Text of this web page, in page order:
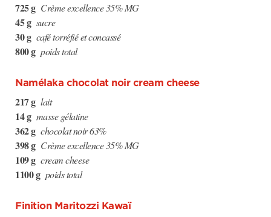
725 g Crème excellence 35% MG
45 g sucre
30 g café torréfié et concassé
800 g poids total
Namélaka chocolat noir cream cheese
217 g lait
14 g masse gélatine
362 g chocolat noir 63%
398 g Crème excellence 35% MG
109 g cream cheese
1100 g poids total
Finition Maritozzi Kawaï